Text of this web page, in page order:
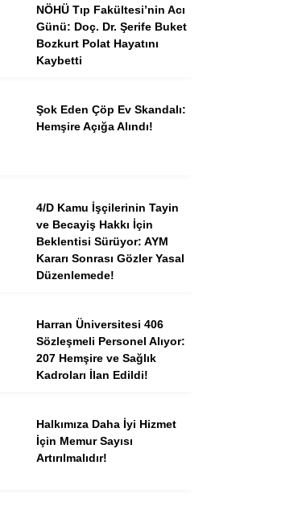
NÖHÜ Tıp Fakültesi’nin Acı
Günü: Doç. Dr. Şerife Buket
Bozkurt Polat Hayatını
Kaybetti
Şok Eden Çöp Ev Skandalı:
Hemşire Açığa Alındı!
4/D Kamu İşçilerinin Tayin
ve Becayiş Hakkı İçin
Beklentisi Sürüyor: AYM
Kararı Sonrası Gözler Yasal
Düzenlemede!
Harran Üniversitesi 406
Sözleşmeli Personel Alıyor:
207 Hemşire ve Sağlık
Kadroları İlan Edildi!
Halkımıza Daha İyi Hizmet
İçin Memur Sayısı
Artırılmalıdır!